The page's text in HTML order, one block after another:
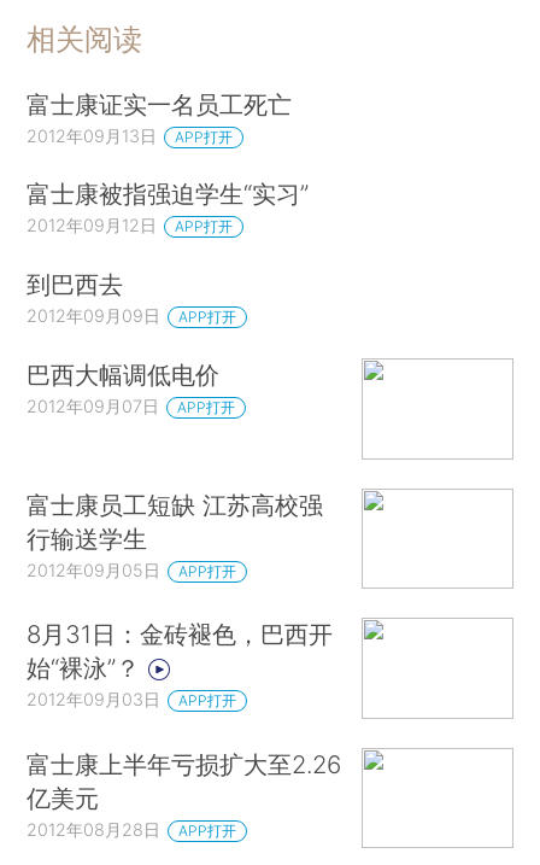
相关阅读
富士康证实一名员工死亡
2012年09月13日 APP打开
富士康被指强迫学生“实习”
2012年09月12日 APP打开
到巴西去
2012年09月09日 APP打开
巴西大幅调低电价
2012年09月07日 APP打开
富士康员工短缺 江苏高校强
行输送学生
2012年09月05日 APP打开
8月31日：金砖褪色，巴西开
始“裸泳”？
2012年09月03日 APP打开
富士康上半年亏损扩大至2.26
亿美元
2012年08月28日 APP打开